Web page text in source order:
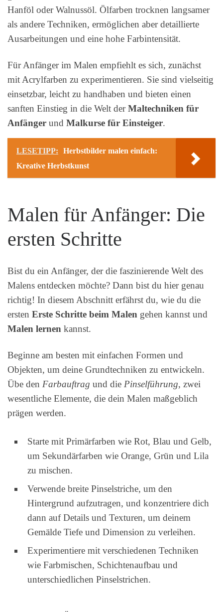
Hanföl oder Walnussöl. Ölfarben trocknen langsamer
als andere Techniken, ermöglichen aber detaillierte
Ausarbeitungen und eine hohe Farbintensität.
Für Anfänger im Malen empfiehlt es sich, zunächst
mit Acrylfarben zu experimentieren. Sie sind vielseitig
einsetzbar, leicht zu handhaben und bieten einen
sanften Einstieg in die Welt derMaltechniken für
Anfänger und Malkurse für Einsteiger.
LESETIPP:
Herbstbilder malen einfach:
Kreative Herbstkunst
Malen für Anfänger: Die
ersten Schritte
Bist du ein Anfänger, der die faszinierende Welt des
Malens entdecken möchte? Dann bist du hier genau
richtig! In diesem Abschnitt erfährst du, wie du die
ersten Erste Schritte beim Malen gehen kannst und
Malen lernen kannst.
Beginne am besten mit einfachen Formen und
Objekten, um deine Grundtechniken zu entwickeln.
Übe den Farbauftrag und die Pinselführung, zwei
wesentliche Elemente, die dein Malen maßgeblich
prägen werden.
Starte mit Primärfarben wie Rot, Blau und Gelb,
um Sekundärfarben wie Orange, Grün und Lila
zu mischen.
Verwende breite Pinselstriche, um den
Hintergrund aufzutragen, und konzentriere dich
dann auf Details und Texturen, um deinem
Gemälde Tiefe und Dimension zu verleihen.
Experimentiere mit verschiedenen Techniken
wie Farbmischen, Schichtenaufbau und
unterschiedlichen Pinselstrichen.